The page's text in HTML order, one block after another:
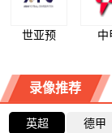
世亚预 中
录像推荐
英超 德甲